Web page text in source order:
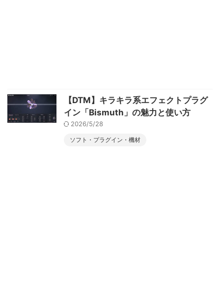
【DTM】キラキラ系エフェクトプラグ
イン「Bismuth」の魅力と使い方
2026/5/28
ソフト・プラグイン・機材